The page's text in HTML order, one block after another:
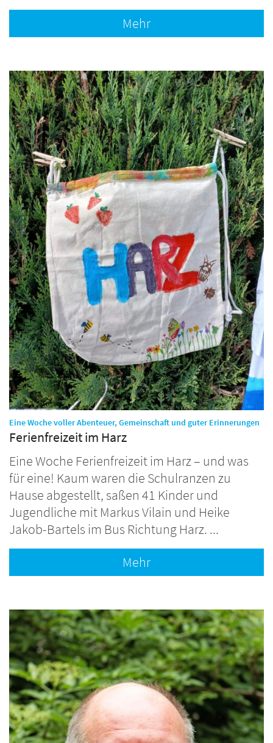
Mehr
Eine Woche voller Abenteuer, Gemeinschaft und guter Erinnerungen
Ferienfreizeit im Harz
Eine Woche Ferienfreizeit im Harz – und was
für eine! Kaum waren die Schulranzen zu
Hause abgestellt, saßen 41 Kinder und
Jugendliche mit Markus Vilain und Heike
Jakob-Bartels im Bus Richtung Harz. ...
Mehr